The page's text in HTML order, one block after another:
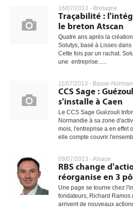
16/07/2013 - Bretagne
Traçabilité :
le breton Atscan
Quatre ans après la
Solutys, basé à Lisses
Cette fois par un rachat.
une entreprise......
11/07/2013 - Basse-
CCS Sage :
s'installe à Caen
Le CCS Sage Guézouli
Normandie à sa zone
mois, l'entreprise a en effet
elle compte couvrir
09/07/2013 -Alsace
RBS change
réorganise en 3
Une page se tourne chez
fondateurs, Richard Ramos
arrivent de nouveaux